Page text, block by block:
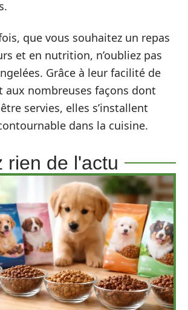
que vous souhaitez un repas
et en nutrition, n’oubliez pas
Grâce à leur facilité de
aux nombreuses façons dont
servies, elles s’installent
dans la cuisine.
rien de l'actu